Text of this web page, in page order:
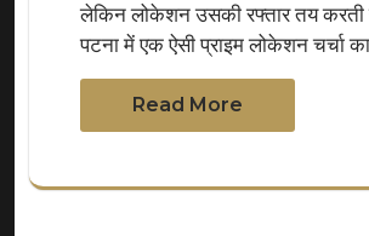
लेकिन लोकेशन उसकी रफ्तार तय
पटना में एक ऐसी प्राइम लोकेशन चर्चा
Read More